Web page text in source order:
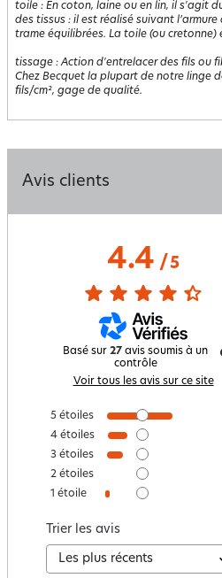
toile : En coton, laine ou en lin, il s'agit
des tissus : il est réalisé suivant
trame équilibrées. La toile (ou cretonne)
tissage :Action d'entrelacer des fils ou
Chez Becquet la plupart de notre linge
fils/cm², gage de qualité.
Avis clients
4.4/ 5
Basé sur 27 avis soumis à un
contrôle
Voir tous les avis sur ce site
5 étoiles
4 étoiles
3 étoiles
2 étoiles
1 étoile
Trier les avis